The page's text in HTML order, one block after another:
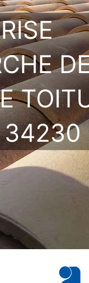
34230